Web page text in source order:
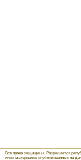
Все права защищены. Разрешается
иных материалов опубликованных на